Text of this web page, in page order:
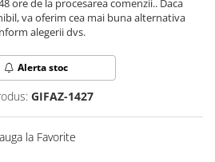
ore de la procesarea comenzii.. Daca
va oferim cea mai buna alternativa
alegerii dvs.
Alerta stoc
GIFAZ-1427
la Favorite